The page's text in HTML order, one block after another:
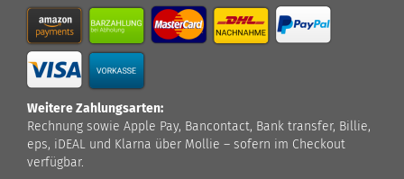
Weitere Zahlungsarten:
Rechnung sowie Apple Pay, Bancontact, Bank transfer, Billie,
eps, iDEAL und Klarna über Mollie – sofern im Checkout
verfügbar.